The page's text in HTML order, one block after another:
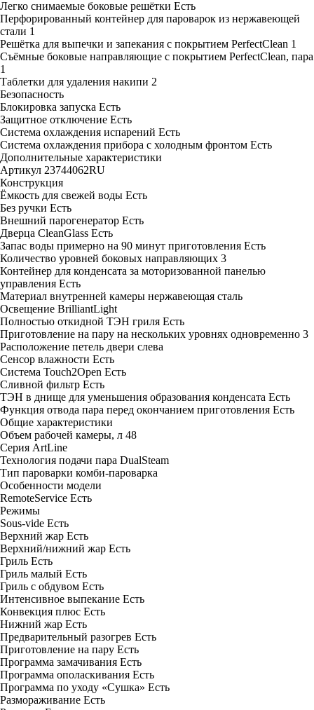
Легко снимаемые боковые решётки Есть
Перфорированный контейнер для пароварок из нержавеющей
стали 1
Решётка для выпечки и запекания с покрытием PerfectClean 1
Съёмные боковые направляющие с покрытием PerfectClean, пара
1
Таблетки для удаления накипи 2
Безопасность
Блокировка запуска Есть
Защитное отключение Есть
Система охлаждения испарений Есть
Система охлаждения прибора с холодным фронтом Есть
Дополнительные характеристики
Артикул 23744062RU
Конструкция
Ёмкость для свежей воды Есть
Без ручки Есть
Внешний парогенератор Есть
Дверца CleanGlass Есть
Запас воды примерно на 90 минут приготовления Есть
Количество уровней боковых направляющих 3
Контейнер для конденсата за моторизованной панелью
управления Есть
Материал внутренней камеры нержавеющая сталь
Освещение BrilliantLight
Полностью откидной ТЭН гриля Есть
Приготовление на пару на нескольких уровнях одновременно 3
Расположение петель двери слева
Сенсор влажности Есть
Система Touch2Open Есть
Сливной фильтр Есть
ТЭН в днище для уменьшения образования конденсата Есть
Функция отвода пара перед окончанием приготовления Есть
Общие характеристики
Объем рабочей камеры, л 48
Серия ArtLine
Технология подачи пара DualSteam
Тип пароварки комби-пароварка
Особенности модели
RemoteService Есть
Режимы
Sous-vide Есть
Верхний жар Есть
Верхний/нижний жар Есть
Гриль Есть
Гриль малый Есть
Гриль с обдувом Есть
Интенсивное выпекание Есть
Конвекция плюс Есть
Нижний жар Есть
Предварительный разогрев Есть
Приготовление на пару Есть
Программа замачивания Есть
Программа ополаскивания Есть
Программа по уходу «Сушка» Есть
Размораживание Есть